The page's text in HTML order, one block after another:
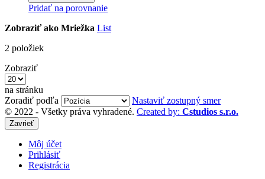
Pridať na porovnanie
Zobraziť ako Mriežka List
2 položiek
Zobraziť
na stránku
Zoradiť podľa
Nastaviť zostupný smer
© 2022 - Všetky práva vyhradené. Created by: Cstudios s.r.o.
Zavrieť
Môj účet
Prihlásiť
Registrácia